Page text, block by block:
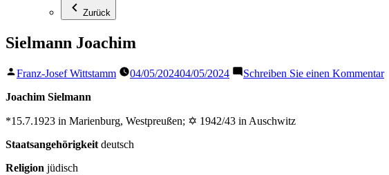
Zurück
Sielmann Joachim
Veröffentlicht
Franz-Josef Wittstamm 04/05/202404/05/2024 Schreiben Sie einen Kommentarzu
Joachim Sielmann
*15.7.1923 in Marienburg, Westpreußen; ✡ 1942/43 in Auschwitz
Staatsangehörigkeit deutsch
Religion jüdisch